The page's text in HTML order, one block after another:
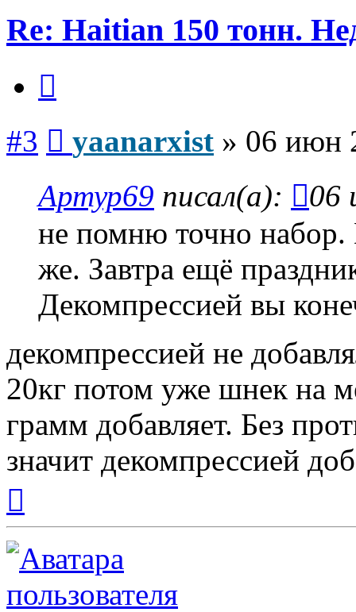
Re: Haitian 150 тонн.
#3 yaanarxist » 06 июн
Артур69 писал(а):
06
не помню точно набор.
же. Завтра ещё
Декомпрессией вы
декомпрессией не
20кг потом уже шнек на
грамм добавляет. Без
значит декомпрессией
началу